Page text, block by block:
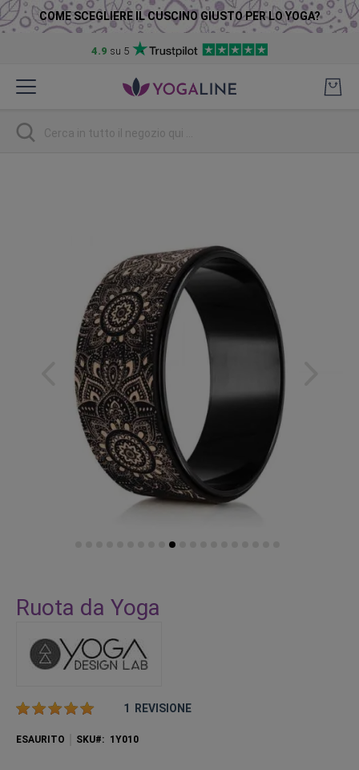
COME SCEGLIERE IL CUSCINO GIUSTO PER LO YOGA?
4.9 su 5
al
Ricerca
all'inizio
della
galleria
immagini
Ruota da Yoga
Valutazione: 1 REVISIONE
ESAURITO SKU 1Y010